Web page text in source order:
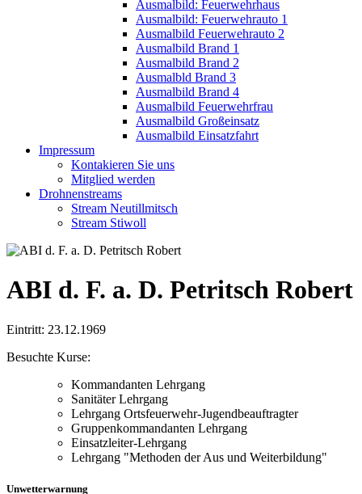
Ausmalbild: Feuerwehrhaus
Ausmalbild: Feuerwehrauto 1
Ausmalbild Feuerwehrauto 2
Ausmalbild Brand 1
Ausmalbild Brand 2
Ausmalbld Brand 3
Ausmalbild Brand 4
Ausmalbild Feuerwehrfrau
Ausmalbild Großeinsatz
Ausmalbild Einsatzfahrt
Impressum
Kontakieren Sie uns
Mitglied werden
Drohnenstreams
Stream Neutillmitsch
Stream Stiwoll
ABI d. F. a. D. Petritsch Robert
Eintritt: 23.12.1969
Besuchte Kurse:
Kommandanten Lehrgang
Sanitäter Lehrgang
Lehrgang Ortsfeuerwehr-Jugendbeauftragter
Gruppenkommandanten Lehrgang
Einsatzleiter-Lehrgang
Lehrgang "Methoden der Aus und Weiterbildung"
Unwetterwarnung